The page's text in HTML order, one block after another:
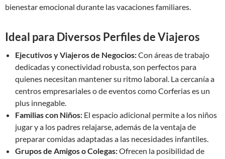
bienestar emocional durante las vacaciones familiares.
Ideal para Diversos Perfiles de Viajeros
Ejecutivos y Viajeros de Negocios:Con áreas de trabajo
dedicadas y conectividad robusta, son perfectos para
quienes necesitan mantener su ritmo laboral. La cercanía a
centros empresariales o de eventos como Corferias es un
plus innegable.
Familias con Niños: El espacio adicional permite a los niños
jugar y a los padres relajarse, además de la ventaja de
preparar comidas adaptadas a las necesidades infantiles.
Grupos de Amigos o Colegas:Ofrecen la posibilidad de